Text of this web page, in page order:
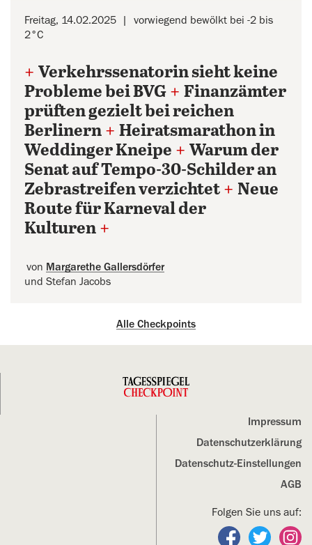
Freitag, 14.02.2025
vorwiegend bewölkt bei -2 bis
2°C
+ Verkehrssenatorin sieht keine
Probleme bei BVG + Finanzämter
prüften gezielt bei reichen
Berlinern + Heiratsmarathon in
Weddinger Kneipe + Warum der
Senat auf Tempo-30-Schilder an
Zebrastreifen verzichtet + Neue
Route für Karneval der
Kulturen +
von Margarethe Gallersdörfer
und Stefan Jacobs
Alle Checkpoints
Impressum
Datenschutz­erklärung
Datenschutz-Einstellungen
AGB
Folgen Sie uns auf:
Folgen Sie